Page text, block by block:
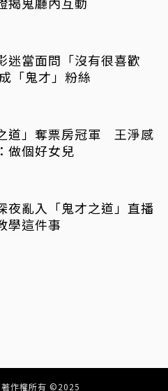
迷當面問「沒有很喜歡
「鬼才」粉絲
道」奪票房冠軍 王淨感
做個好女兒
夜亂入「鬼才之道」直播
學這件事
著作權所有 ©2025